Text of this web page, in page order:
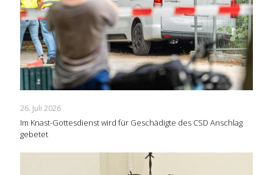
26. Juli 2026
Im Knast-Gottesdienst wird für Geschädigte des CSD Anschlag
gebetet